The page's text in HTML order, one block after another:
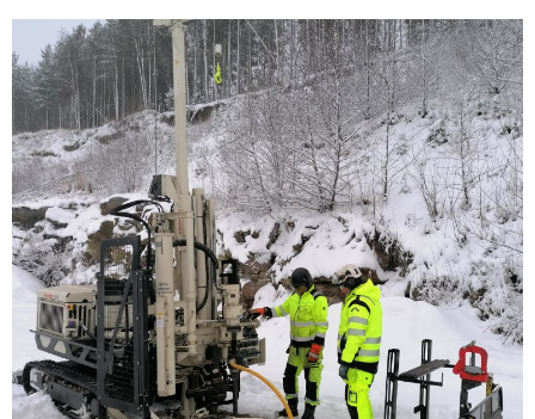
novembre 29, 2021
Training in Sweden